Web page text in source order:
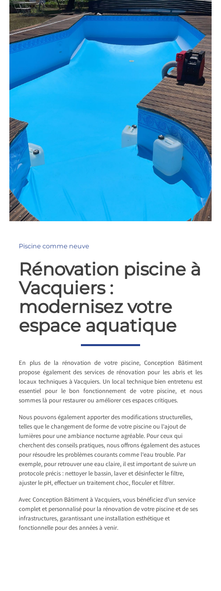
Piscine comme neuve
Rénovation piscine à
Vacquiers :
modernisez votre
espace aquatique
En plus de la rénovation de votre piscine, Conception Bâtiment
propose également des services de rénovation pour les abris et les
locaux techniques à Vacquiers. Un local technique bien entretenu est
essentiel pour le bon fonctionnement de votre piscine, et nous
sommes là pour restaurer ou améliorer ces espaces critiques.
Nous pouvons également apporter des modifications structurelles,
telles que le changement de forme de votre piscine ou l’ajout de
lumières pour une ambiance nocturne agréable. Pour ceux qui
cherchent des conseils pratiques, nous offrons également des astuces
pour résoudre les problèmes courants comme l’eau trouble. Par
exemple, pour retrouver une eau claire, il est important de suivre un
protocole précis : nettoyer le bassin, laver et désinfecter le filtre,
ajuster le pH, effectuer un traitement choc, floculer et filtrer.
Avec Conception Bâtiment à Vacquiers, vous bénéficiez d’un service
complet et personnalisé pour la rénovation de votre piscine et de ses
infrastructures, garantissant une installation esthétique et
fonctionnelle pour des années à venir.